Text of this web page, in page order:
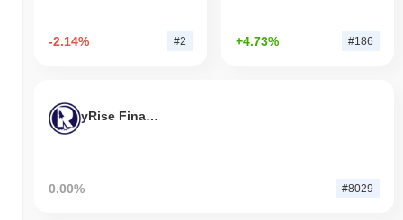
-2.14% #2 +4.73% #186
yRise Finance
0.00% #8029